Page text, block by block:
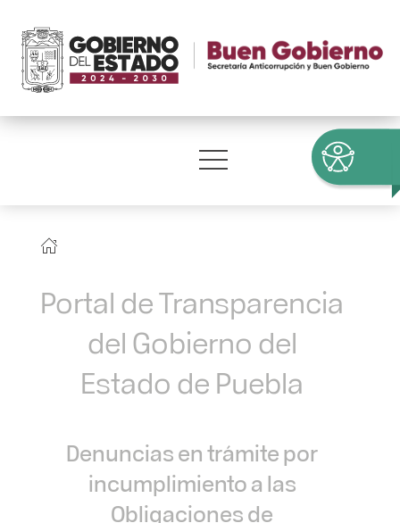
Portal de Transparencia
del Gobierno del
Estado de Puebla
Denuncias en trámite por
incumplimiento a las
Obligaciones de